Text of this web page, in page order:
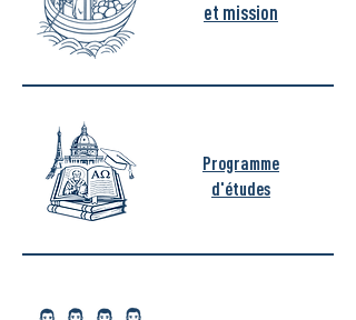
et mission
Programme
d'études